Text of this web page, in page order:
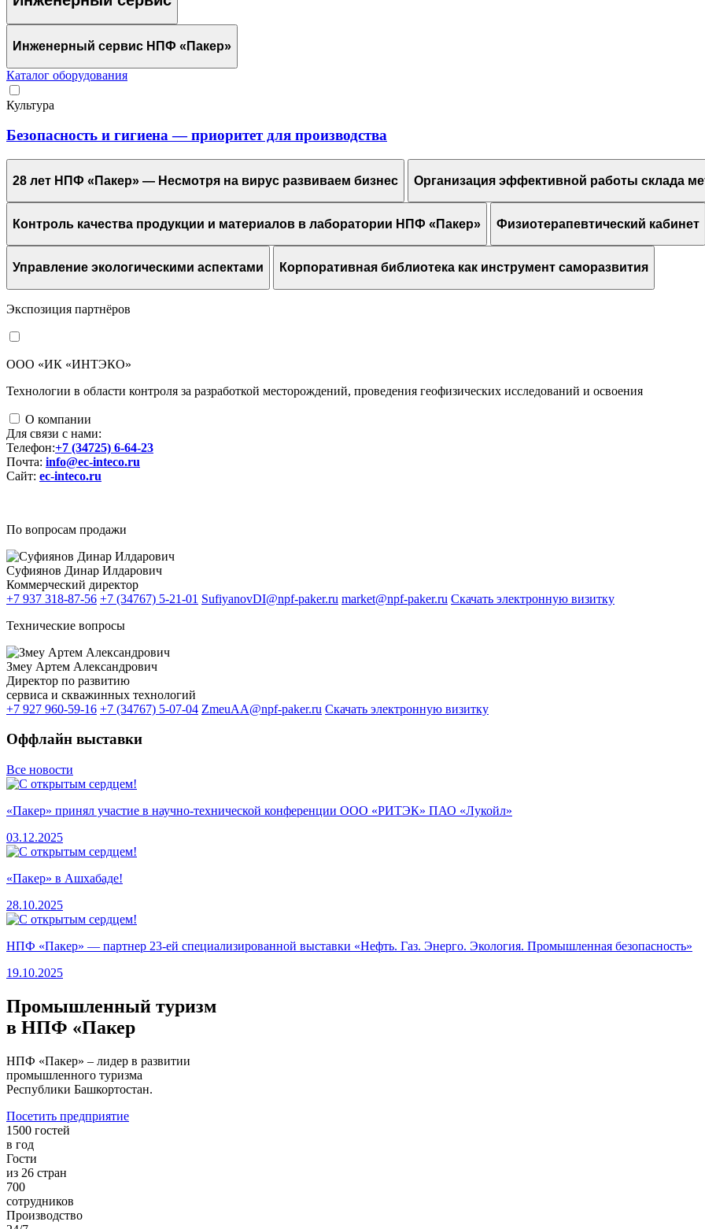
Инженерный сервис НПФ «Пакер»
Каталог оборудования
Культура
Безопасность и гигиена — приоритет для производства
28 лет НПФ «Пакер» — Несмотря на вирус развиваем бизнес Организация эффективной работы склада
Контроль качества продукции и материалов в лаборатории НПФ «Пакер» Физиотерапевтический кабинет
Управление экологическими аспектами Корпоративная библиотека как инструмент саморазвития
Экспозиция партнёров
ООО «ИК «ИНТЭКО»
Технологии в области контроля за разработкой месторождений, проведения геофизических исследований и освоения
О компании
Для связи с нами:
Телефон:+7 (34725) 6-64-23
Почта: info@ec-inteco.ru
Сайт: ec-inteco.ru
По вопросам продажи
Суфиянов Динар Илдарович
Коммерческий директор
+7 937 318-87-56 +7 (34767) 5-21-01 SufiyanovDI@npf-paker.ru market@npf-paker.ru Скачать электронную визитку
Технические вопросы
Змеу Артем Александрович
Директор по развитию
сервиса и скважинных технологий
+7 927 960-59-16 +7 (34767) 5-07-04 ZmeuAA@npf-paker.ru Скачать электронную визитку
Оффлайн выставки
Все новости
«Пакер» принял участие в научно-технической конференции ООО «РИТЭК» ПАО «Лукойл»
03.12.2025
«Пакер» в Ашхабаде!
28.10.2025
НПФ «Пакер» — партнер 23-ей специализированной выставки «Нефть. Газ. Энерго. Экология. Промышленная безопасность»
19.10.2025
Промышленный туризм
в НПФ «Пакер
НПФ «Пакер» – лидер в развитии
промышленного туризма
Республики Башкортостан.
Посетить предприятие
1500 гостей
в год
Гости
из 26 стран
700
сотрудников
Производство